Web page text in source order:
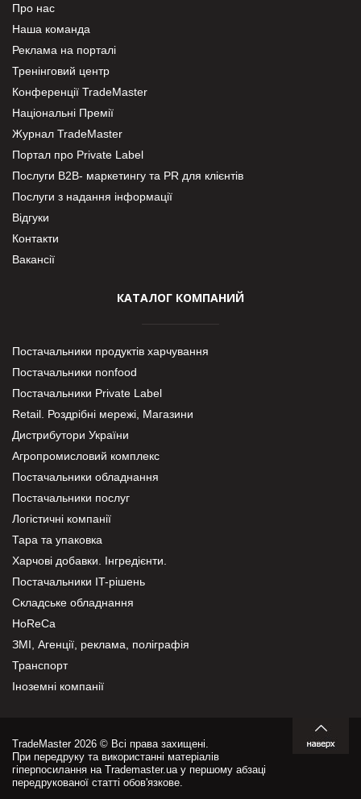
Про нас
Наша команда
Реклама на порталі
Тренінговий центр
Конференції TradeMaster
Національні Премії
Журнал TradeMaster
Портал про Private Label
Послуги В2В- маркетингу та PR для клієнтів
Послуги з надання інформації
Відгуки
Контакти
Вакансії
КАТАЛОГ КОМПАНИЙ
Постачальники продуктів харчування
Постачальники nonfood
Постачальники Private Label
Retail. Роздрібні мережі, Магазини
Дистрибутори України
Агропромисловий комплекс
Постачальники обладнання
Постачальники послуг
Логістичні компанії
Тара та упаковка
Харчові добавки. Інгредієнти.
Постачальники IT-рішень
Складське обладнання
HoReCa
ЗМІ, Агенції, реклама, поліграфія
Транспорт
Іноземні компанії
TradeMaster 2026 © Всі права захищені.
При передруку та використанні матеріалів
гіперпосилання на Trademaster.ua у першому абзаці
передрукованої статті обов'язкове.